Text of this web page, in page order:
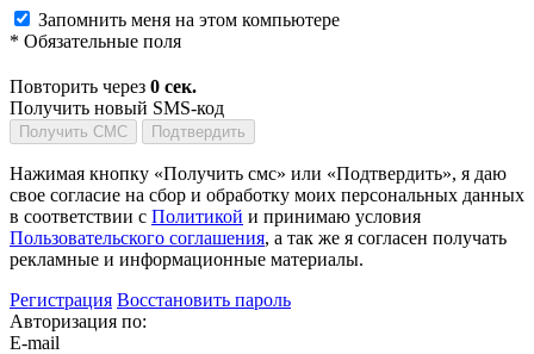
Запомнить меня на этом компьютере
* Обязательные поля
Повторить через 0 сек.
Получить новый SMS-код
Получить СМС Подтвердить
Нажимая кнопку «Получить смс» или «Подтвердить», я даю
свое согласие на сбор и обработку моих персональных данных
в соответствии с Политикой и принимаю условия
Пользовательского соглашения, а так же я согласен получать
рекламные и информационные материалы.
Регистрация Восстановить пароль
Авторизация по:
E-mail